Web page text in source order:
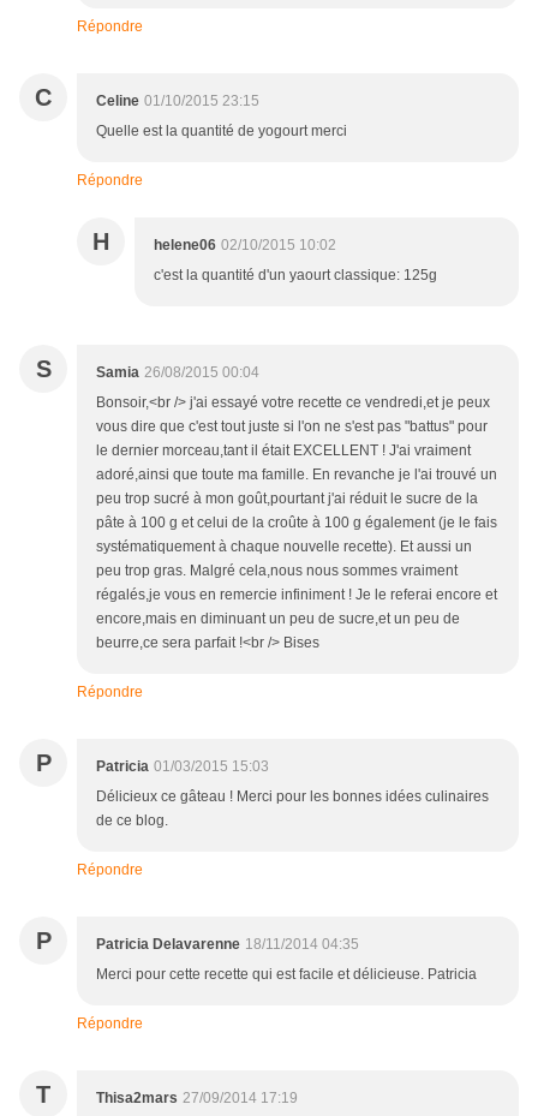
Répondre
C Celine 01/10/2015 23:15
Quelle est la quantité de yogourt merci
Répondre
H helene06 02/10/2015 10:02
c'est la quantité d'un yaourt classique: 125g
S Samia 26/08/2015 00:04
Bonsoir,<br /> j'ai essayé votre recette ce vendredi,et je peux
vous dire que c'est tout juste si l'on ne s'est pas "battus" pour
le dernier morceau,tant il était EXCELLENT ! J'ai vraiment
adoré,ainsi que toute ma famille. En revanche je l'ai trouvé un
peu trop sucré à mon goût,pourtant j'ai réduit le sucre de la
pâte à 100 g et celui de la croûte à 100 g également (je le fais
systématiquement à chaque nouvelle recette). Et aussi un
peu trop gras. Malgré cela,nous nous sommes vraiment
régalés,je vous en remercie infiniment ! Je le referai encore et
encore,mais en diminuant un peu de sucre,et un peu de
beurre,ce sera parfait !<br /> Bises
Répondre
P Patricia 01/03/2015 15:03
Délicieux ce gâteau ! Merci pour les bonnes idées culinaires
de ce blog.
Répondre
P Patricia Delavarenne 18/11/2014 04:35
Merci pour cette recette qui est facile et délicieuse. Patricia
Répondre
T Thisa2mars 27/09/2014 17:19